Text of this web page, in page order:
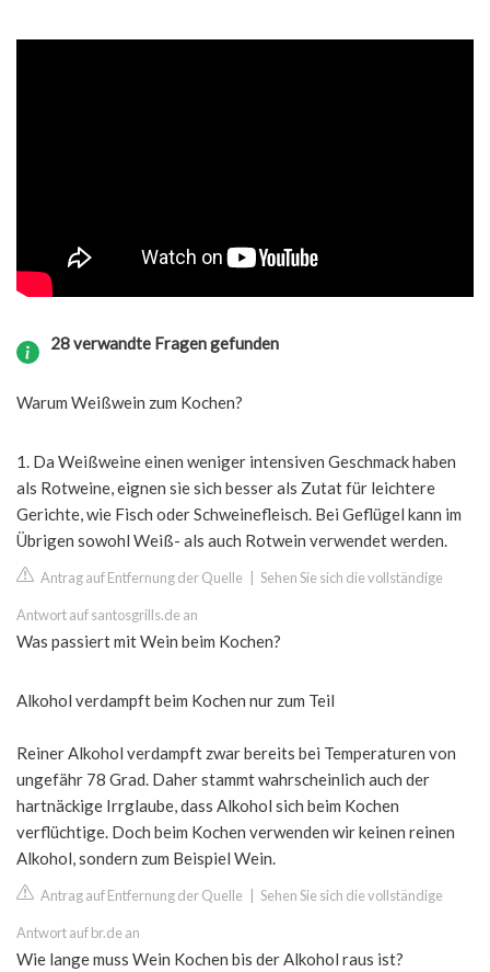
28 verwandte Fragen gefunden
Warum Weißwein zum Kochen?
1. Da Weißweine einen weniger intensiven Geschmack haben
als Rotweine, eignen sie sich besser als Zutat für leichtere
Gerichte, wie Fisch oder Schweinefleisch. Bei Geflügel kann im
Übrigen sowohl Weiß- als auch Rotwein verwendet werden.
Antrag auf Entfernung der Quelle Sehen Sie sich die vollständige
Antwort auf santosgrills.de an
Was passiert mit Wein beim Kochen?
Alkohol verdampft beim Kochen nur zum Teil
Reiner Alkohol verdampft zwar bereits bei Temperaturen von
ungefähr 78 Grad. Daher stammt wahrscheinlich auch der
hartnäckige Irrglaube, dass Alkohol sich beim Kochen
verflüchtige. Doch beim Kochen verwenden wir keinen reinen
Alkohol, sondern zum Beispiel Wein.
Antrag auf Entfernung der Quelle Sehen Sie sich die vollständige
Antwort auf br.de an
Wie lange muss Wein Kochen bis der Alkohol raus ist?